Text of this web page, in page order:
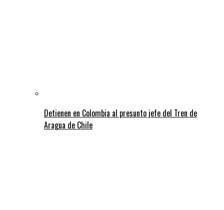
Detienen en Colombia al presunto jefe del Tren de
Aragua de Chile